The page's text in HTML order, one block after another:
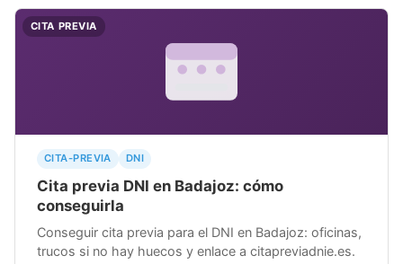
CITA PREVIA
CITA-PREVIA DNI
Cita previa DNI en Badajoz: cómo
conseguirla
Conseguir cita previa para el DNI en Badajoz: oficinas,
trucos si no hay huecos y enlace a citapreviadnie.es.